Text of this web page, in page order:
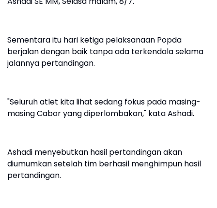
Sementara itu hari ketiga pelaksanaan Popda
berjalan dengan baik tanpa ada terkendala selama
jalannya pertandingan.
"Seluruh atlet kita lihat sedang fokus pada masing-
masing Cabor yang diperlombakan," kata Ashadi.
Ashadi menyebutkan hasil pertandingan akan
diumumkan setelah tim berhasil menghimpun hasil
pertandingan.